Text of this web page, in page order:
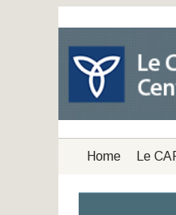
Home Le